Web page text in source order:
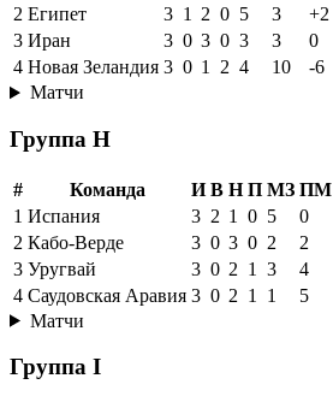
2 Египет 3 1 2 0 5 3 +2
3 Иран 3 0 3 0 3 3 0
4 Новая Зеландия 3 0 1 2 4 10 -6
Матчи
Группа H
# Команда И В Н П МЗ ПМ
1 Испания 3 2 1 0 5 0
2 Кабо-Верде 3 0 3 0 2 2
3 Уругвай 3 0 2 1 3 4
4 Саудовская Аравия 3 0 2 1 1 5
Матчи
Группа I